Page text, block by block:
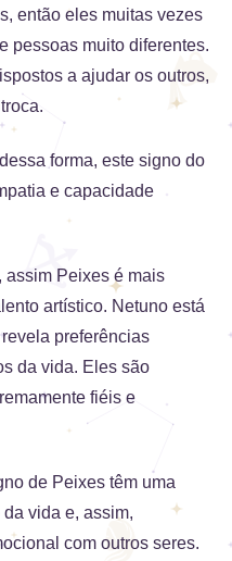
então eles muitas vezes
pessoas muito diferentes.
a ajudar os outros,
forma, este signo do
e capacidade
assim Peixes é mais
artístico. Netuno está
preferências
da vida. Eles são
fiéis e
de Peixes têm uma
vida e, assim,
com outros seres.